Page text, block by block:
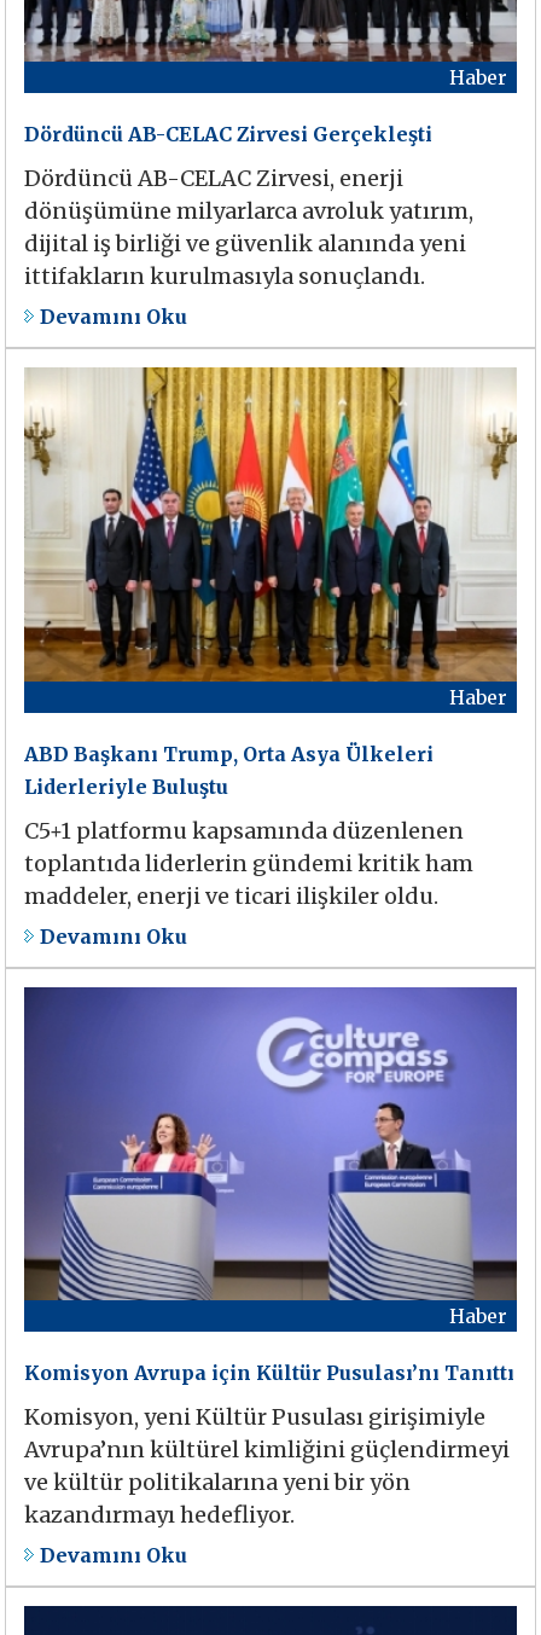
Haber
Dördüncü AB-CELAC Zirvesi Gerçekleşti
Dördüncü AB-CELAC Zirvesi, enerji
dönüşümüne milyarlarca avroluk yatırım,
dijital iş birliği ve güvenlik alanında yeni
ittifakların kurulmasıyla sonuçlandı.
Devamını Oku
Haber
ABD Başkanı Trump, Orta Asya Ülkeleri
Liderleriyle Buluştu
C5+1 platformu kapsamında düzenlenen
toplantıda liderlerin gündemi kritik ham
maddeler, enerji ve ticari ilişkiler oldu.
Devamını Oku
Haber
Komisyon Avrupa için Kültür Pusulası’nı Tanıttı
Komisyon, yeni Kültür Pusulası girişimiyle
Avrupa’nın kültürel kimliğini güçlendirmeyi
ve kültür politikalarına yeni bir yön
kazandırmayı hedefliyor.
Devamını Oku